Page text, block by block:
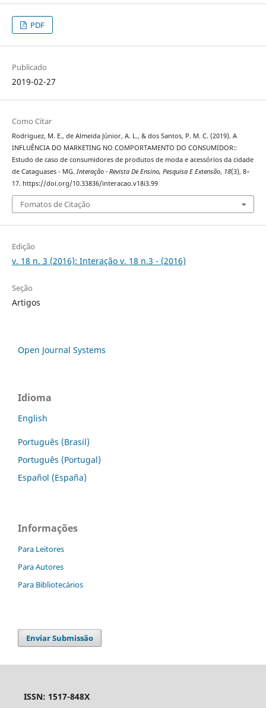
PDF
Publicado
2019-02-27
Como Citar
Rodriguez, M. E., de Almeida Júnior, A. L., & dos Santos, P. M. C. (2019). A
INFLUÊNCIA DO MARKETING NO COMPORTAMENTO DO CONSUMIDOR::
Estudo de caso de consumidores de produtos de moda e acessórios da cidade
de Cataguases - MG. Interação - Revista De Ensino, Pesquisa E Extensão, 18(3), 8–
17. https://doi.org/10.33836/interacao.v18i3.99
Fomatos de Citação
Edição
v. 18 n. 3 (2016): Interação v. 18 n.3 - (2016)
Seção
Artigos
Open Journal Systems
Idioma
English
Português (Brasil)
Português (Portugal)
Español (España)
Informações
Para Leitores
Para Autores
Para Bibliotecários
Enviar Submissão
ISSN: 1517-848X